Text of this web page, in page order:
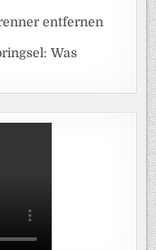
entfernen
Was